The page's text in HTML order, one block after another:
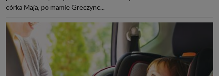
córka Maja, po mamie Greczync...